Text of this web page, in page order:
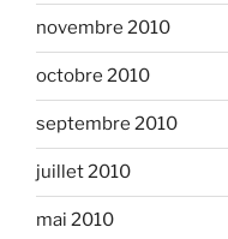
novembre 2010
octobre 2010
septembre 2010
juillet 2010
mai 2010